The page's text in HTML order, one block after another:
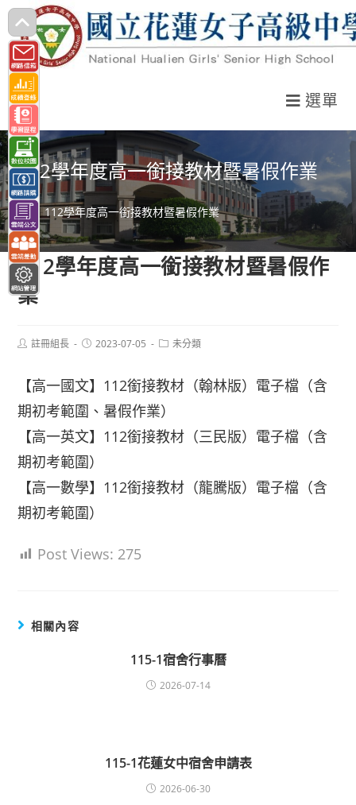
跳
轉
至
主
要
內
容
選單
112學年度高一銜接教材暨暑假作業
> 112學年度高一銜接教材暨暑假作業
112學年度高一銜接教材暨暑假作
業
Post註冊組長
Post2023-07-05
Post未分類
【高一國文】112銜接教材（翰林版）電子檔（含
期初考範圍、暑假作業）
【高一英文】112銜接教材（三民版）電子檔（含
期初考範圍）
【高一數學】112銜接教材（龍騰版）電子檔（含
期初考範圍）
Post Views: 275
相關內容
115-1宿舍行事曆
2026-07-14
115-1花蓮女中宿舍申請表
2026-06-30